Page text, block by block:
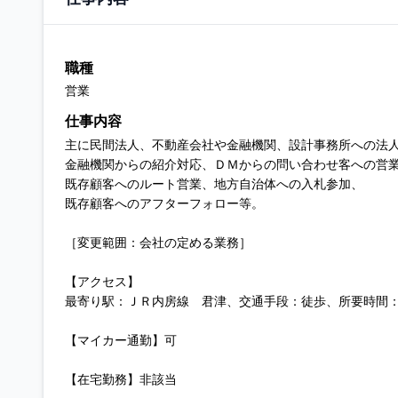
職種
営業
仕事内容
主に民間法人、不動産会社や金融機関、設計事務所への法
金融機関からの紹介対応、ＤＭからの問い合わせ客への営
既存顧客へのルート営業、地方自治体への入札参加、
既存顧客へのアフターフォロー等。
［変更範囲：会社の定める業務］
【アクセス】
最寄り駅：ＪＲ内房線 君津、交通手段：徒歩、所要時間
【マイカー通勤】可
【在宅勤務】非該当